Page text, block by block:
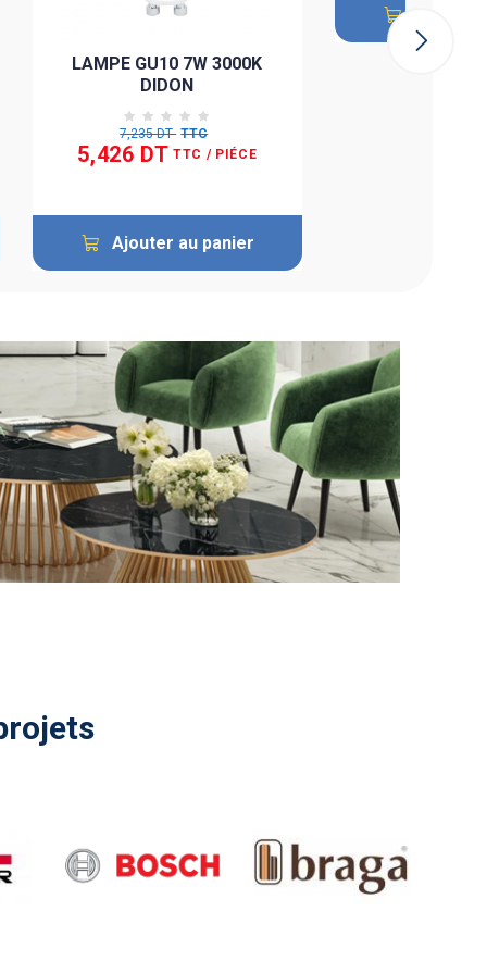
LAMPE GU10 7W 3000K
DIDON
7,235 DT TTC
5,426 DT TTC / PIÉCE
Ajouter au panier